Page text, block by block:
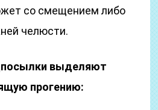
со смещением либо
челюсти.
выделяют
прогению: